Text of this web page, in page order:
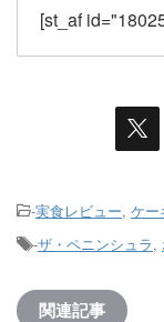
[st_af
-実食レビュー, ケー
-ザ・ペニンシュラ,
関連記事